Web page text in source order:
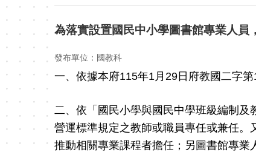
為落實設置國民中小學圖書館專業人
發布單位：國教科
一、依據本府115年1月29日府教國二字第
二、依「國民小學與國民中學班級編制
營運標準規定之教師或職員專任或兼任
推動相關專業課程者擔任；另圖書館專業